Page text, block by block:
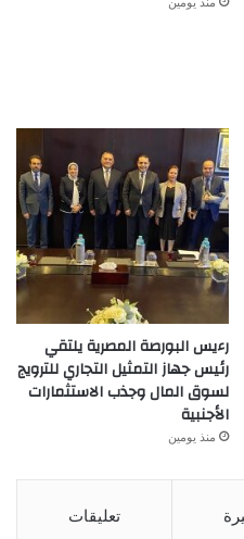
رءيس البورصة المصرية يلتقي
رئيس جهاز التمثيل التجاري للترويج
لسوق المال وجذب الاستثمارات
الأجنبية
منذ يومين
تعليقات